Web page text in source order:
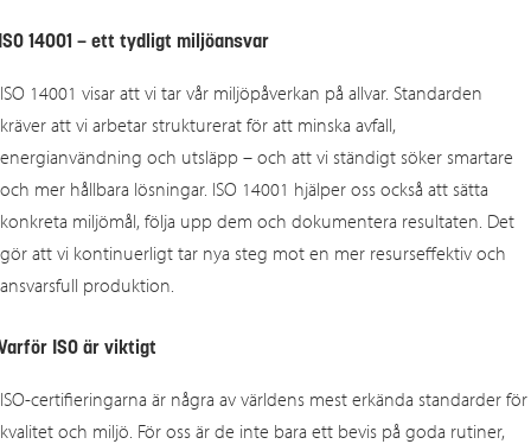
14001 – ett tydligt miljöansvar
ISO 14001 visar att vi tar vår miljöpåverkan på allvar. Standarden
kräver att vi arbetar strukturerat för att minska avfall,
energianvändning och utsläpp – och att vi ständigt söker smartare
och mer hållbara lösningar. ISO 14001 hjälper oss också att sätta
konkreta miljömål, följa upp dem och dokumentera resultaten. Det
gör att vi kontinuerligt tar nya steg mot en mer resurseffektiv och
ansvarsfull produktion.
ISO är viktigt
ISO‑certifieringarna är några av världens mest erkända standarder för
kvalitet och miljö. För oss är de inte bara ett bevis på goda rutiner,